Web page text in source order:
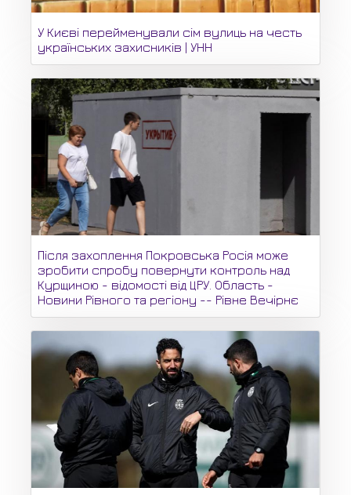
У Києві перейменували сім вулиць на честь
українських захисників | УНН
Після захоплення Покровська Росія може
зробити спробу повернути контроль над
Курщиною - відомості від ЦРУ. Область -
Новини Рівного та регіону -- Рівне Вечірнє